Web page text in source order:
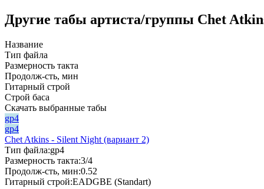
Другие табы артиста/группы Chet
Название
Тип файла
Размерность такта
Продолж-сть, мин
Гитарный строй
Строй баса
Скачать выбранные табы
gp4
gp4
Chet Atkins - Silent Night (вариант 2)
Тип файла:gp4
Размерность такта:3/4
Продолж-сть, мин:0.52
Гитарный строй:EADGBE (Standart)